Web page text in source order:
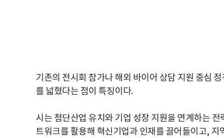
기존의 전시회 참가나 해외 바이어 상담 지원 중심
를 넓혔다는 점이 특징이다.
시는 첨단산업 유치와 기업 성장 지원을 연계하는
트워크를 활용해 혁신기업과 인재를 끌어들이고,